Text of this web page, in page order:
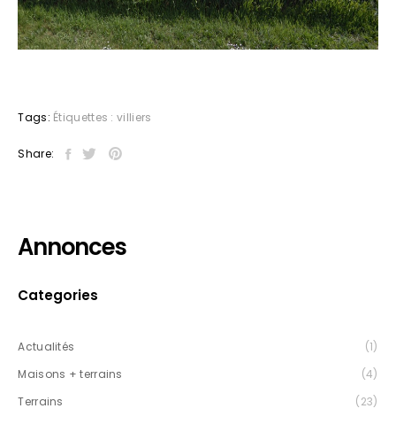
Tags: Étiquettes :villiers
Share:
Annonces
Categories
Actualités
(1)
Maisons + terrains
(4)
Terrains
(23)